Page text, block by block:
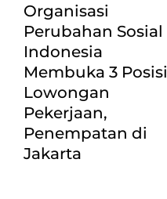
Organisasi
Perubahan Sosial
Indonesia
Membuka 3 Posisi
Lowongan
Pekerjaan,
Penempatan di
Jakarta